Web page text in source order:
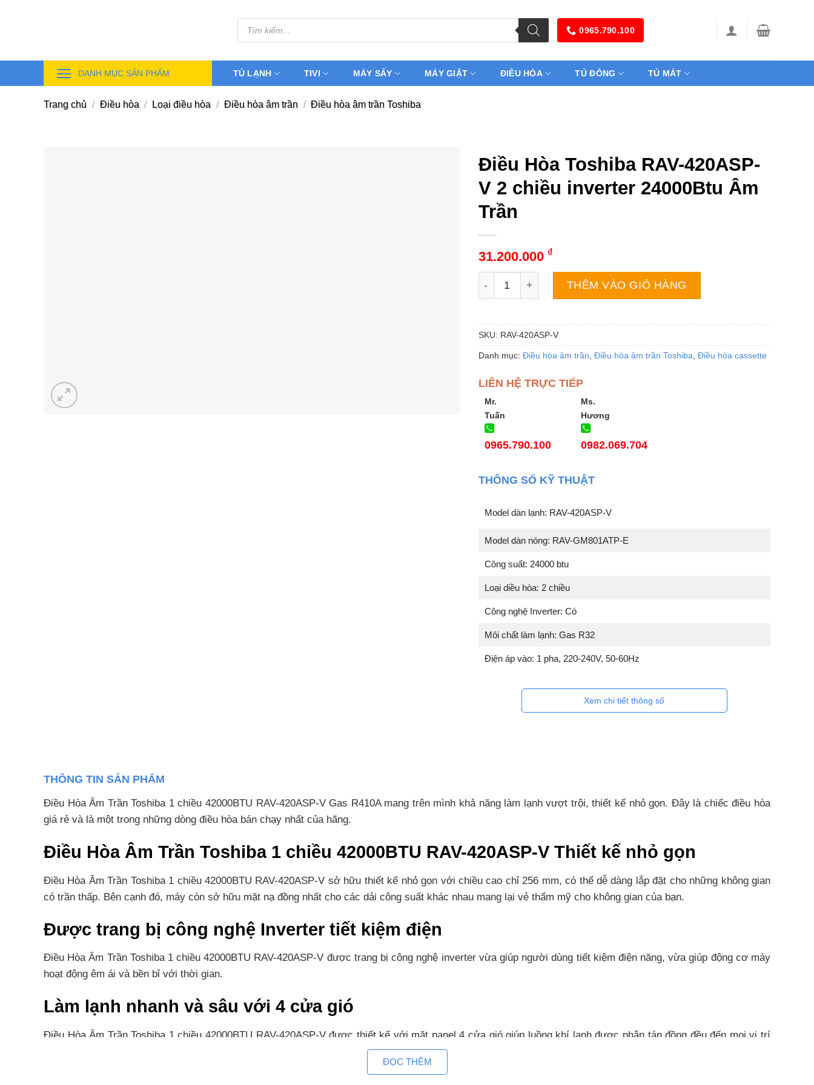
Tìm
kiếm
sản
0965.790.100
DANH MỤC SẢN PHẨM TỦ LẠNH TIVI MÁY SẤY MÁY GIẶT ĐIỀU HÒA TỦ ĐÔNG TỦ MÁT
Trang chủ / Điều hòa / Loại điều hòa / Điều hòa âm trần / Điều hòa âm trần Toshiba
Điều Hòa Toshiba RAV-420ASP-
V 2 chiều inverter 24000Btu Âm
Trần
31.200.000 ₫
Điều Hòa Toshiba RAV-420ASP-V 2 chiều inverter 24000Btu Âm Trần số
THÊM VÀO GIỎ HÀNG
SKU: RAV-420ASP-V
Danh mục: Điều hòa âm trần Điều hòa âm trần Toshiba Điều hòa cassette
LIÊN HỆ TRỰC TIẾP
Mr.
Tuấn
0965.790.100
Ms.
Hương
0982.069.704
THÔNG SỐ KỸ THUẬT
Model dàn lạnh: RAV-420ASP-V
Model dàn nóng: RAV-GM801ATP-E
Công suất: 24000 btu
Loại diều hòa: 2 chiều
Công nghệ Inverter: Có
Môi chất làm lạnh: Gas R32
Điện áp vào: 1 pha, 220-240V, 50-60Hz
Xem chi tiết thông số
THÔNG TIN SẢN PHẨM
Điều Hòa Âm Trần Toshiba 1 chiều 42000BTU RAV-420ASP-V Gas R410A mang trên mình khả năng làm lạnh vượt trội, thiết kế nhỏ gọn. Đây là chiếc điều hòa
giá rẻ và là một trong những dòng điều hòa bán chạy nhất của hãng.
Điều Hòa Âm Trần Toshiba 1 chiều 42000BTU RAV-420ASP-V Thiết kế nhỏ gọn
Điều Hòa Âm Trần Toshiba 1 chiều 42000BTU RAV-420ASP-V sở hữu thiết kế nhỏ gọn với chiều cao chỉ 256 mm, có thể dễ dàng lắp đặt cho những không gian
có trần thấp. Bên cạnh đó, máy còn sở hữu mặt nạ đồng nhất cho các dải công suất khác nhau mang lại vẻ thẩm mỹ cho không gian của bạn.
Được trang bị công nghệ Inverter tiết kiệm điện
Điều Hòa Âm Trần Toshiba 1 chiều 42000BTU RAV-420ASP-V được trang bị công nghệ inverter vừa giúp người dùng tiết kiệm điện năng, vừa giúp động cơ máy
hoạt động êm ái và bền bỉ với thời gian.
Làm lạnh nhanh và sâu với 4 cửa gió
Điều Hòa Âm Trần Toshiba 1 chiều 42000BTU RAV-420ASP-V được thiết kế với mặt panel 4 cửa gió giúp luồng khí lạnh được phân tán đồng đều đến mọi vị trí
ĐỌC THÊM